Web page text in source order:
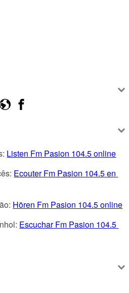
Listen Fm Pasion 104.5 online
Ecouter Fm Pasion 104.5 en
Hören Fm Pasion 104.5 online
Escuchar Fm Pasion 104.5